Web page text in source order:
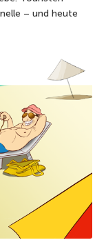
– und heute